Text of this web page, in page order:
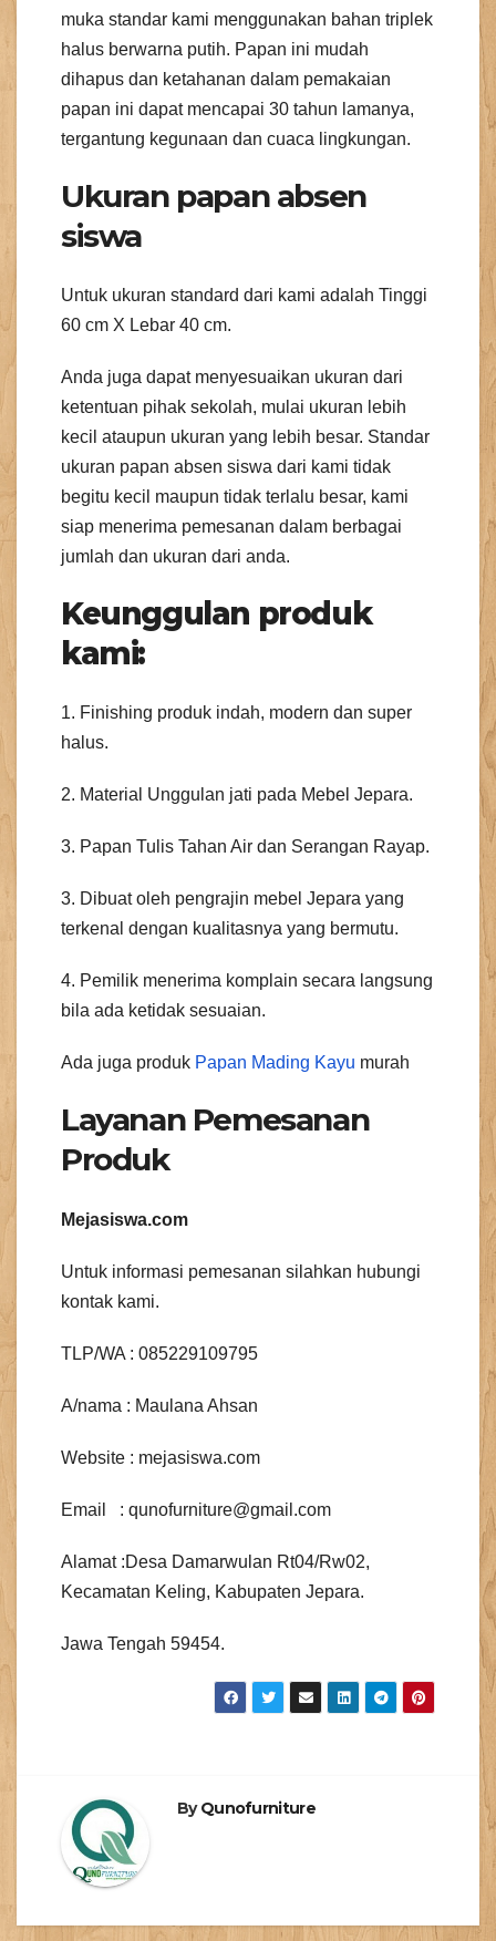
muka standar kami menggunakan bahan triplek
halus berwarna putih. Papan ini mudah
dihapus dan ketahanan dalam pemakaian
papan ini dapat mencapai 30 tahun lamanya,
tergantung kegunaan dan cuaca lingkungan.
Ukuran papan absen
siswa
Untuk ukuran standard dari kami adalah Tinggi
60 cm X Lebar 40 cm.
Anda juga dapat menyesuaikan ukuran dari
ketentuan pihak sekolah, mulai ukuran lebih
kecil ataupun ukuran yang lebih besar. Standar
ukuran papan absen siswa dari kami tidak
begitu kecil maupun tidak terlalu besar, kami
siap menerima pemesanan dalam berbagai
jumlah dan ukuran dari anda.
Keunggulan produk
kami:
1. Finishing produk indah, modern dan super
halus.
2. Material Unggulan jati pada Mebel Jepara.
3. Papan Tulis Tahan Air dan Serangan Rayap.
3. Dibuat oleh pengrajin mebel Jepara yang
terkenal dengan kualitasnya yang bermutu.
4. Pemilik menerima komplain secara langsung
bila ada ketidak sesuaian.
Ada juga produk Papan Mading Kayu murah
Layanan Pemesanan
Produk
Mejasiswa.com
Untuk informasi pemesanan silahkan hubungi
kontak kami.
TLP/WA : 085229109795
A/nama : Maulana Ahsan
Website : mejasiswa.com
Email : qunofurniture@gmail.com
Alamat :Desa Damarwulan Rt04/Rw02,
Kecamatan Keling, Kabupaten Jepara.
Jawa Tengah 59454.
ByQunofurniture